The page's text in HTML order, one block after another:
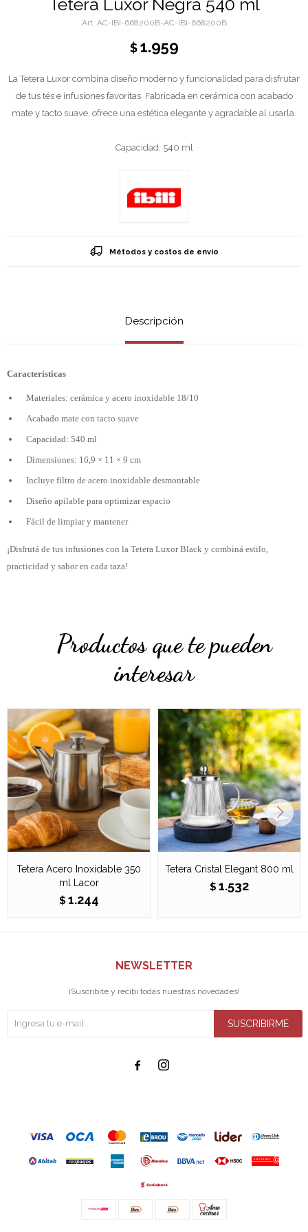
Tetera Luxor Negra 540 ml
AC-IBI-668200B-AC-IBI-668200B
$ 1.959
La Tetera Luxor combina diseño moderno y funcionalidad para disfrutar
de tus tés e infusiones favoritas. Fabricada en cerámica con acabado
mate y tacto suave, ofrece una estética elegante y agradable al usarla.
Capacidad: 540 ml
Métodos y costos de envío
Descripción
Características
Materiales: cerámica y acero inoxidable 18/10
Acabado mate con tacto suave
Capacidad: 540 ml
Dimensiones: 16,9 × 11 × 9 cm
Incluye filtro de acero inoxidable desmontable
Diseño apilable para optimizar espacio
Fácil de limpiar y mantener
¡Disfrutá de tus infusiones con la Tetera Luxor Black y combiná estilo,
practicidad y sabor en cada taza!
Productos que te pueden
interesar
Tetera Acero Inoxidable 350
ml Lacor
$ 1.244
Tetera Cristal Elegant 800 ml
$ 1.532
NEWSLETTER
¡Suscribite y recibí todas nuestras novedades!
SUSCRIBIRME
 